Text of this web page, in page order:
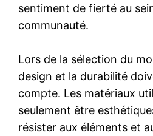
sentiment de fierté au
communauté.
Lors de la sélection du
design et la durabilité
compte. Les matériaux
seulement être
résister aux éléments et